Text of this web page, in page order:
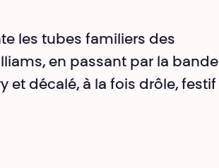
les tubes familiers des
en passant par la bande
et décalé, à la fois drôle, festif